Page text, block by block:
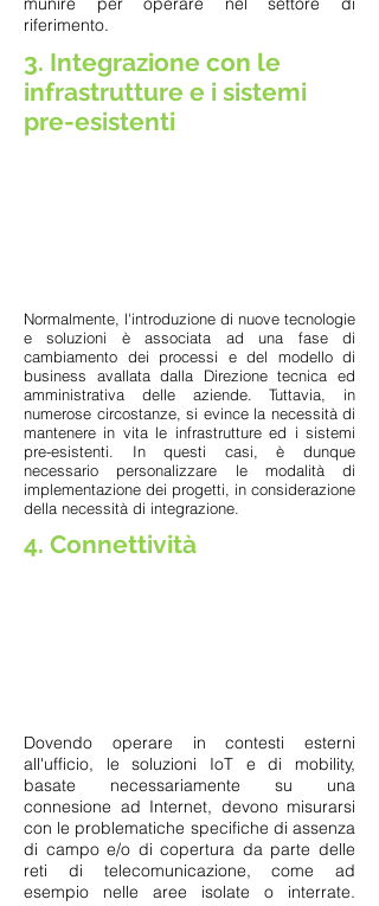
riferimento.
3. Integrazione con le
infrastrutture e i sistemi
pre-esistenti
Normalmente, l'introduzione di nuove tecnologie
e soluzioni è associata ad una fase di
cambiamento dei processi e del modello di
business avallata dalla Direzione tecnica ed
amministrativa delle aziende. Tuttavia, in
numerose circostanze, si evince la necessità di
mantenere in vita le infrastrutture ed i sistemi
pre-esistenti. In questi casi, è dunque
necessario personalizzare le modalità di
implementazione dei progetti, in considerazione
della necessità di integrazione.
4. Connettività
Dovendo operare in contesti esterni
all'ufficio, le soluzioni IoT e di mobility,
basate necessariamente su una
connesione ad Internet, devono misurarsi
con le problematiche specifiche di assenza
di campo e/o di copertura da parte delle
reti di telecomunicazione, come ad
esempio nelle aree isolate o interrate.